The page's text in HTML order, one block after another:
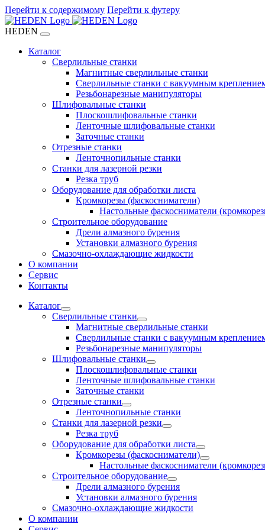
Перейти к содержимому Перейти к футеру
HEDEN
Каталог
Сверлильные станки
Магнитные сверлильные станки
Сверлильные станки с вакуумным
Резьбонарезные манипуляторы
Шлифовальные станки
Плоскошлифовальные станки
Ленточные шлифовальные станки
Заточные станки
Отрезные станки
Ленточнопильные станки
Станки для лазерной резки
Резка труб
Оборудование для обработки листа
Кромкорезы (фаскосниматели)
Настольные фаскосниматели
Строительное оборудование
Дрели алмазного бурения
Установки алмазного бурения
Смазочно-охлаждающие жидкости
О компании
Сервис
Контакты
Каталог
Сверлильные станки
Магнитные сверлильные станки
Сверлильные станки с вакуумным
Резьбонарезные манипуляторы
Шлифовальные станки
Плоскошлифовальные станки
Ленточные шлифовальные станки
Заточные станки
Отрезные станки
Ленточнопильные станки
Станки для лазерной резки
Резка труб
Оборудование для обработки листа
Кромкорезы (фаскосниматели)
Настольные фаскосниматели
Строительное оборудование
Дрели алмазного бурения
Установки алмазного бурения
Смазочно-охлаждающие жидкости
О компании